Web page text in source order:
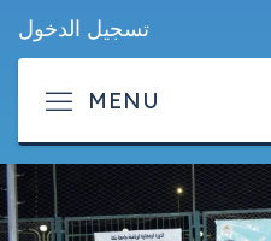
تسجيل الدخول